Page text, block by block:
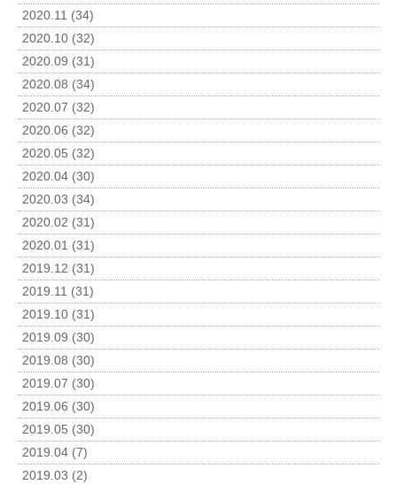
2020.11 (34)
2020.10 (32)
2020.09 (31)
2020.08 (34)
2020.07 (32)
2020.06 (32)
2020.05 (32)
2020.04 (30)
2020.03 (34)
2020.02 (31)
2020.01 (31)
2019.12 (31)
2019.11 (31)
2019.10 (31)
2019.09 (30)
2019.08 (30)
2019.07 (30)
2019.06 (30)
2019.05 (30)
2019.04 (7)
2019.03 (2)